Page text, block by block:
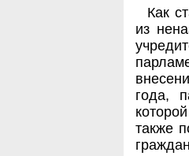
Как
из
года,
также